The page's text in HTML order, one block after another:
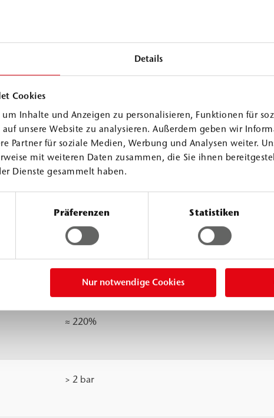
Details
Cookies
Inhalte und Anzeigen zu personalisieren, Funktionen für
unsere Website zu analysieren. Außerdem geben wir
Partner für soziale Medien, Werbung und Analysen weiter.
mit weiteren Daten zusammen, die Sie ihnen
Dienste gesammelt haben.
Präferenzen Statistiken
Nur notwendige Cookies
A1
A2
B
≈ 0.95 g/cm³
≈1.0 g/cm³
> 1 °C
30 °C
≈ 4 mPa.s
23 °C
≈ 6 mPa.s
≈ 220%
> 2 bar